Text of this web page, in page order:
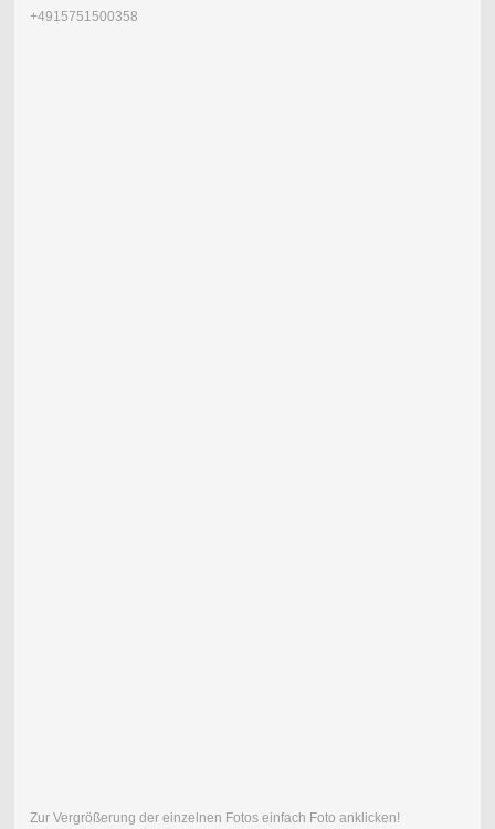
+4915751500358
Zur Vergrößerung der einzelnen Fotos einfach Foto anklicken!